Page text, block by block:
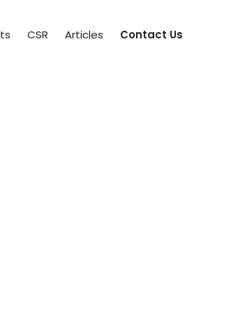
CSR Articles Contact Us